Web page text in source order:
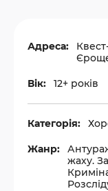
Адреса:
Вік: 12+ років
Категорія:
Жанр:
жаху.